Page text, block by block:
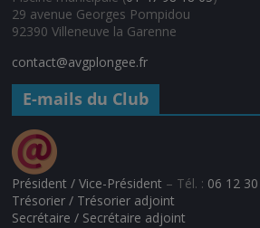
29 avenue Georges Pompidou
92390 Villeneuve la Garenne
contact@avgplongee.fr
E-mails du Club
Président / Vice-Président – Tél. : 06 12
Trésorier / Trésorier adjoint
Secrétaire / Secrétaire adjoint